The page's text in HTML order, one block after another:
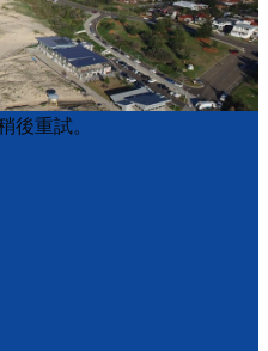
重試。